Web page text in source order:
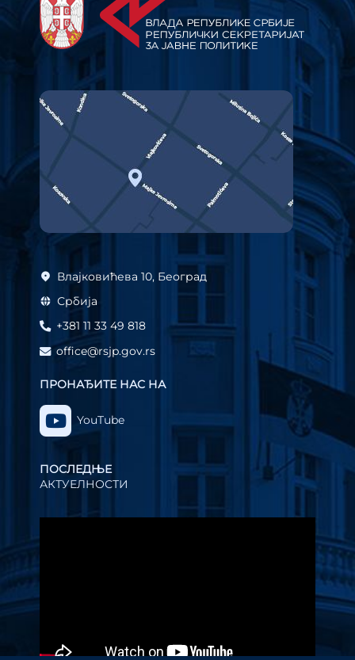
Влајковићева 10, Београд
Србија
+381 11 33 49 818
office@rsjp.gov.rs
ПРОНАЂИТЕ НАС НА
YouTube
ПОСЛЕДЊЕ
АКТУЕЛНОСТИ
видео